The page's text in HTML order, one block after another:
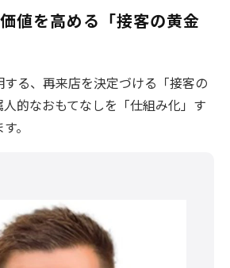
値を高める「接客の黄金
する、再来店を決定づける「接客の
的なおもてなしを「仕組み化」す
。